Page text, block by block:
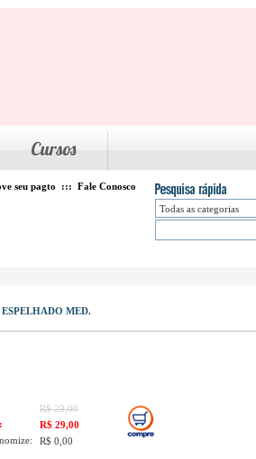
Cursos
seu pagto ::: Fale Conosco
MED.
R$ 29,00
R$ 29,00
R$ 0,00